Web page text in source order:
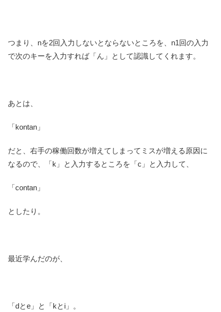
つまり、nを2回入力しないとならないところを、n1回の入力
で次のキーを入力すれば「ん」として認識してくれます。
あとは、
「kontan」
だと、右手の稼働回数が増えてしまってミスが増える原因に
なるので、「k」と入力するところを「c」と入力して、
「contan」
としたり。
最近学んだのが、
「dとe」と「kとi」。